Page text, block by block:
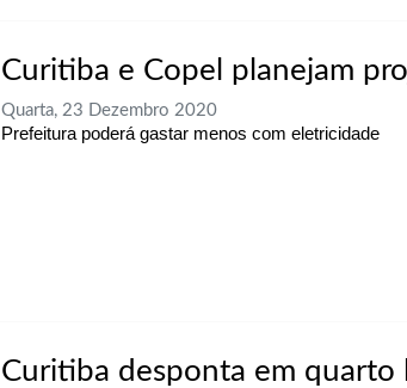
Curitiba e Copel planejam
Quarta, 23 Dezembro 2020
Prefeitura poderá gastar menos com eletricidade
Curitiba desponta em quarto